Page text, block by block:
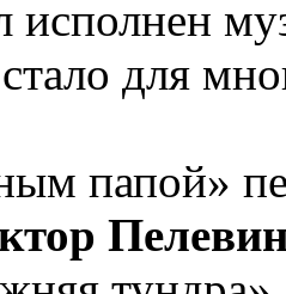
исполнен
для
папой»